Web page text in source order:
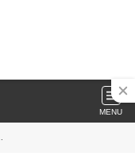
MENU